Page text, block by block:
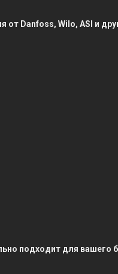
Danfoss, Wilo, ASI и
подходит для вашего